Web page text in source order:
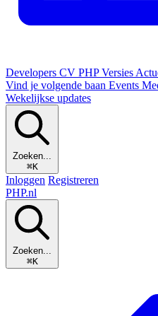
Developers CV PHP Versies
Vind je volgende baan Events
Wekelijkse updates
Zoeken...
⌘K
Inloggen Registreren
PHP.nl
Zoeken...
⌘K